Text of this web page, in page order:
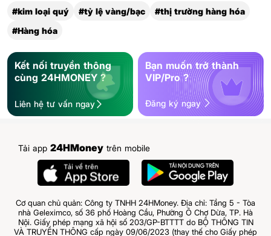
#kim loại quý #tỷ lệ vàng/bạc
#thị trường hàng hóa
#Hàng hóa
Kết nối truyền thông
cùng 24HMONEY ?
Liên hệ tư vấn ngay
Bạn muốn trở thành
VIP/Pro ?
Đăng ký ngay
Tải app 24HMoney trên mobile
Cơ quan chủ quản: Công ty TNHH 24HMoney. Địa chỉ: Tầng 5 - Tòa
nhà Geleximco, số 36 phố Hoàng Cầu, Phường Ô Chợ Dừa, TP. Hà
Nội. Giấy phép mạng xã hội số 203/GP-BTTTT do BỘ THÔNG TIN
VÀ TRUYỀN THÔNG cấp ngày 09/06/2023 (thay thế cho Giấy phép